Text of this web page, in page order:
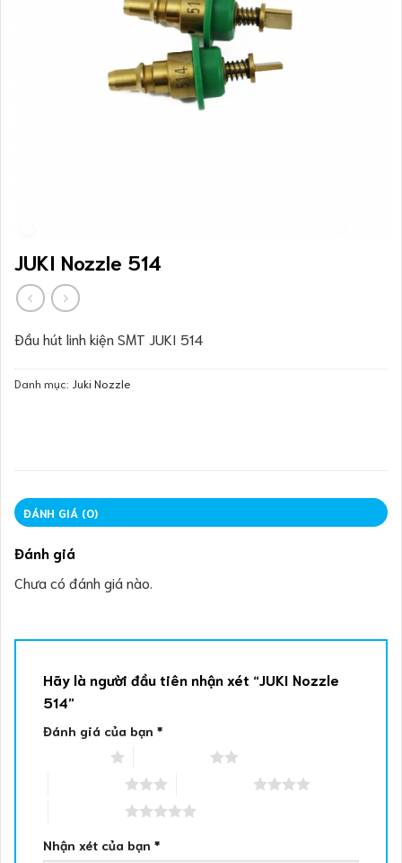
JUKI Nozzle 514
Đầu hút linh kiện SMT JUKI 514
Danh mục: Juki Nozzle
ĐÁNH GIÁ (0)
Đánh giá
Chưa có đánh giá nào.
Hãy là người đầu tiên nhận xét “JUKI Nozzle
514”
Đánh giá của bạn *
Nhận xét của bạn *